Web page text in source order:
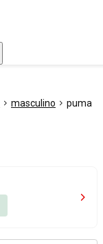
masculino puma